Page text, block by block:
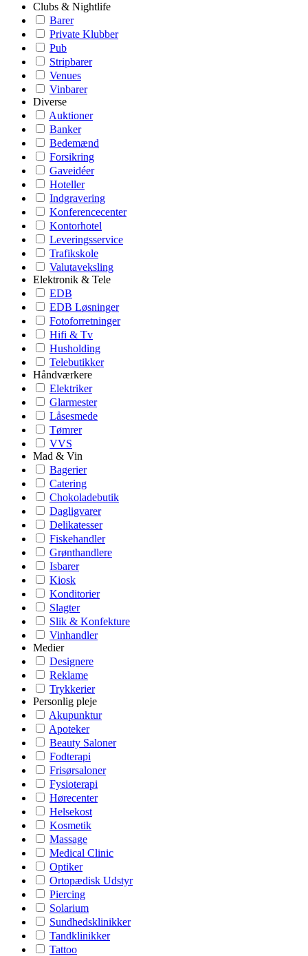
Clubs & Nightlife
Barer
Private Klubber
Pub
Stripbarer
Venues
Vinbarer
Diverse
Auktioner
Banker
Bedemænd
Forsikring
Gaveidéer
Hoteller
Indgravering
Konferencecenter
Kontorhotel
Leveringsservice
Trafikskole
Valutaveksling
Elektronik & Tele
EDB
EDB Løsninger
Fotoforretninger
Hifi & Tv
Husholding
Telebutikker
Håndværkere
Elektriker
Glarmester
Låsesmede
Tømrer
VVS
Mad & Vin
Bagerier
Catering
Chokoladebutik
Dagligvarer
Delikatesser
Fiskehandler
Grønthandlere
Isbarer
Kiosk
Konditorier
Slagter
Slik & Konfekture
Vinhandler
Medier
Designere
Reklame
Trykkerier
Personlig pleje
Akupunktur
Apoteker
Beauty Saloner
Fodterapi
Frisørsaloner
Fysioterapi
Hørecenter
Helsekost
Kosmetik
Massage
Medical Clinic
Optiker
Ortopædisk Udstyr
Piercing
Solarium
Sundhedsklinikker
Tandklinikker
Tattoo